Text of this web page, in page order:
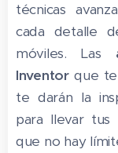
técnicas
cada detalle
móviles. Las
Inventorque
te darán la
para llevar tus
que no hay